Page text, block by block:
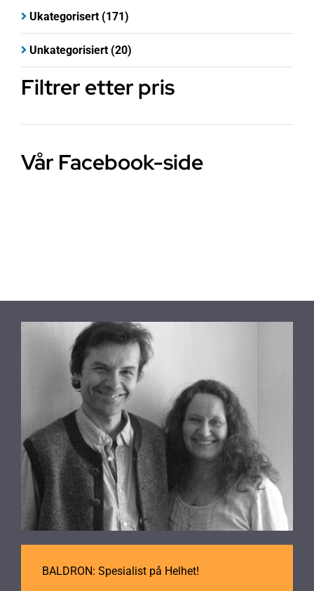
Ukategorisert (171)
Unkategorisiert (20)
Filtrer etter pris
Vår Facebook-side
BALDRON: Spesialist på Helhet!